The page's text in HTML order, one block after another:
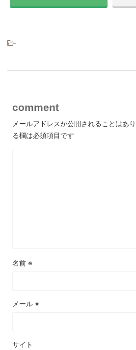
-
comment
メールアドレスが公開されることはあり
る欄は必須項目です
名前 ※
メール ※
サイト